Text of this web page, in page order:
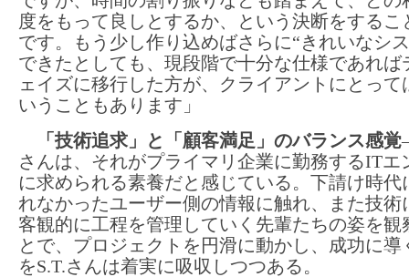
度をもって良しとするか、という決断をするこ
です。もう少し作り込めばさらに“きれいなシ
できたとしても、現段階で十分な仕様であれば
ェイズに移行した方が、クライアントにとって
いうこともあります」
「技術追求」と「顧客満足」のバランス感覚
さんは、それがプライマリ企業に勤務するITエ
に求められる素養だと感じている。下請け時代
れなかったユーザー側の情報に触れ、また技術
客観的に工程を管理していく先輩たちの姿を観
とで、プロジェクトを円滑に動かし、成功に導
をS.T.さんは着実に吸収しつつある。